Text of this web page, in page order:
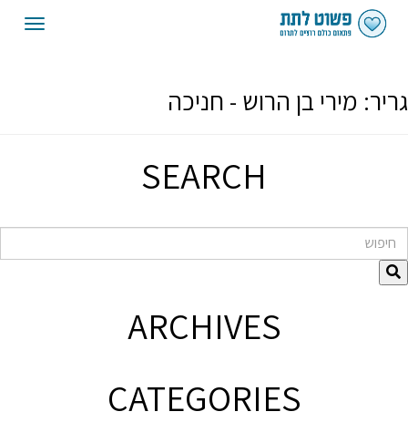
גריר: מירי בן הרוש - חניכה
SEARCH
חיפוש
ARCHIVES
CATEGORIES